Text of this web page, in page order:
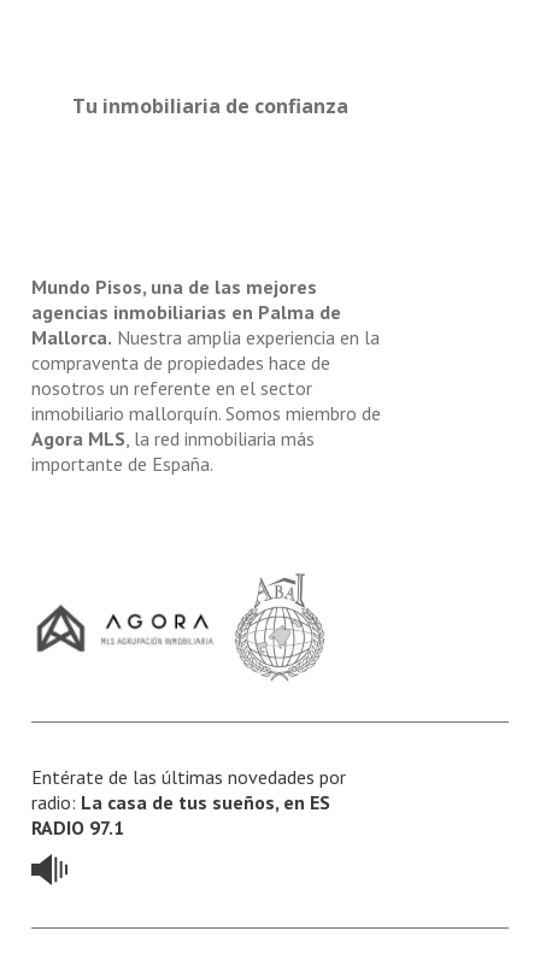
Tu inmobiliaria de confianza
Mundo Pisos, una de las mejores
agencias inmobiliarias en Palma de
Mallorca. Nuestra amplia experiencia en la
compraventa de propiedades hace de
nosotros un referente en el sector
inmobiliario mallorquín. Somos miembro de
Agora MLS, la red inmobiliaria más
importante de España.
Entérate de las últimas novedades por
radio: La casa de tus sueños, en ES
RADIO 97.1